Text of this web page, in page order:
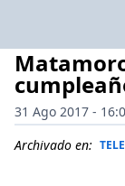
31 Ago 2017 -
Archivado en: